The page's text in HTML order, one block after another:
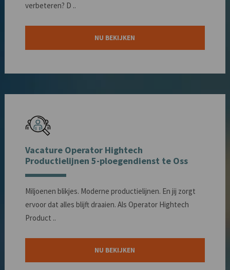
verbeteren? D ..
NU BEKIJKEN
Vacature Operator Hightech
Productielijnen 5-ploegendienst te Oss
Miljoenen blikjes. Moderne productielijnen. En jij zorgt
ervoor dat alles blijft draaien. Als Operator Hightech
Product ..
NU BEKIJKEN